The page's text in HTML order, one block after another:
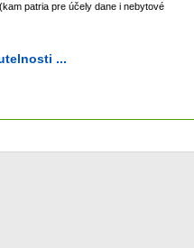
patria pre účely dane i nebytové
...